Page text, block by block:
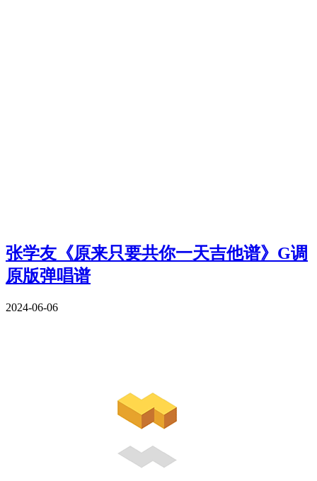
张学友《原来只要共你一天吉他谱》G调
原版弹唱谱
2024-06-06